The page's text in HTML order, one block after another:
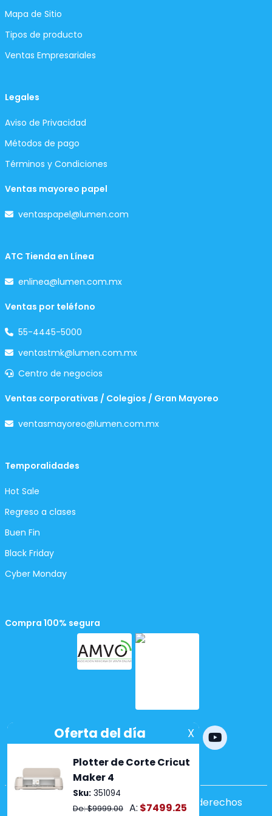
Mapa de Sitio
Tipos de producto
Ventas Empresariales
Legales
Aviso de Privacidad
Métodos de pago
Términos y Condiciones
Ventas mayoreo papel
ventaspapel@lumen.com
ATC Tienda en Línea
enlinea@lumen.com.mx
Ventas por teléfono
55-4445-5000
ventastmk@lumen.com.mx
Centro de negocios
Ventas corporativas / Colegios / Gran Mayoreo
ventasmayoreo@lumen.com.mx
Temporalidades
Hot Sale
Regreso a clases
Buen Fin
Black Friday
Cyber Monday
Compra 100% segura
Powered bynopCommerce
Copyright ©2026 Lumen. Todos los derechos